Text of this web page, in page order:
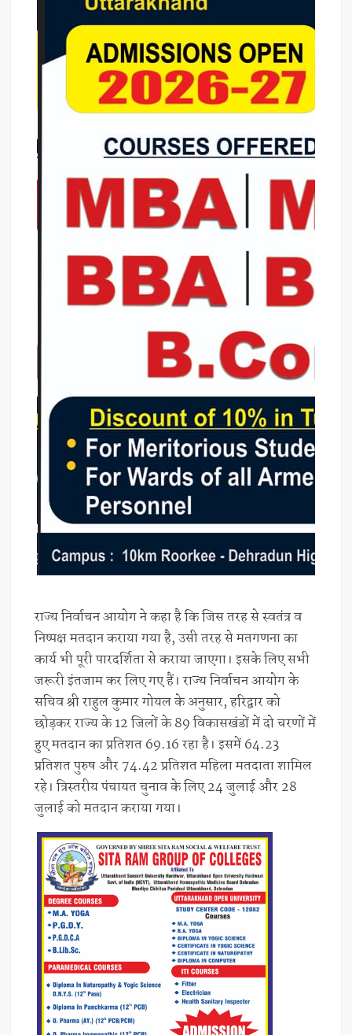
राज्य निर्वाचन आयोग ने कहा है कि जिस तरह से स्वतंत्र व
निष्पक्ष मतदान कराया गया है, उसी तरह से मतगणना का
कार्य भी पूरी पारदर्शिता से कराया जाएगा। इसके लिए सभी
जरूरी इंतजाम कर लिए गए हैं। राज्य निर्वाचन आयोग के
सचिव श्री राहुल कुमार गोयल के अनुसार, हरिद्वार को
छोड़कर राज्य के 12 जिलों के 89 विकासखंडों में दो चरणों में
हुए मतदान का प्रतिशत 69.16 रहा है। इसमें 64.23
प्रतिशत पुरुष और 74.42 प्रतिशत महिला मतदाता शामिल
रहे। त्रिस्तरीय पंचायत चुनाव के लिए 24 जुलाई और 28
जुलाई को मतदान कराया गया।